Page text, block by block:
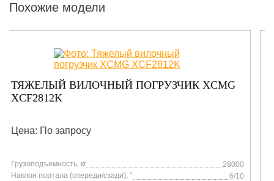
Похожие модели
ТЯЖЕЛЫЙ ВИЛОЧНЫЙ ПОГРУЗЧИК XCMG
XCF1206K
Цена: от 9 214 149 руб.
Грузоподъемность, кг
12000
Наклон портала (спереди/сзади), °
6/12